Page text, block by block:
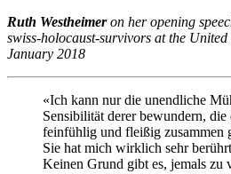
Ruth Westheimeron her opening
swiss-holocaust-survivors at the
January 2018
«Ich kann nur die unendliche
Sensibilität derer bewundern, die
feinfühlig und fleißig zusammen
Sie hat mich wirklich sehr
Keinen Grund gibt es, jemals zu